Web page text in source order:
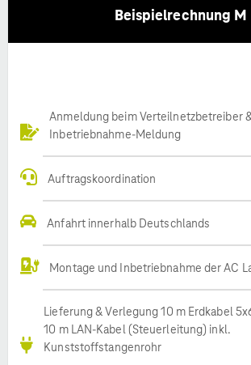
Beispielrechnung M
Anmeldung beim Verteilnetzbetreiber
Inbetriebnahme-Meldung
Auftragskoordination
Anfahrt innerhalb Deutschlands
Montage und Inbetriebnahme der AC
Lieferung & Verlegung 10 m Erdkabel
10 m LAN-Kabel (Steuerleitung) inkl.
Kunststoffstangenrohr